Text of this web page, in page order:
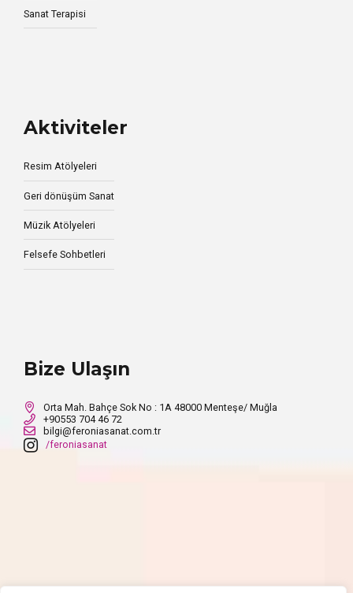
Sanat Terapisi
Aktiviteler
Resim Atölyeleri
Geri dönüşüm Sanat
Müzik Atölyeleri
Felsefe Sohbetleri
Bize Ulaşın
Orta Mah. Bahçe Sok No : 1A 48000 Menteşe/ Muğla
+90553 704 46 72
bilgi@feroniasanat.com.tr
/feroniasanat